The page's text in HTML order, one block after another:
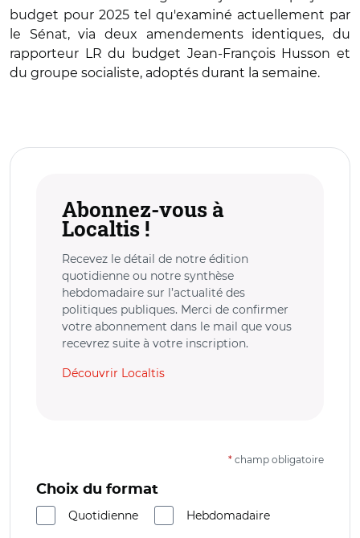
budget pour 2025 tel qu'examiné actuellement par
le Sénat, via deux amendements identiques, du
rapporteur LR du budget Jean-François Husson et
du groupe socialiste, adoptés durant la semaine.
Abonnez-vous à
Localtis !
Recevez le détail de notre édition
quotidienne ou notre synthèse
hebdomadaire sur l’actualité des
politiques publiques. Merci de confirmer
votre abonnement dans le mail que vous
recevrez suite à votre inscription.
Découvrir Localtis
* champ obligatoire
Choix du format
Quotidienne
Hebdomadaire